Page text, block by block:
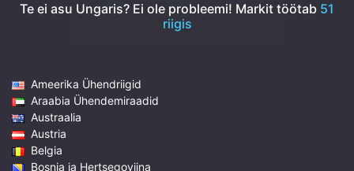
Te ei asu Ungaris? Ei ole probleemi! Markit töötab 51
riigis
Ameerika Ühendriigid
Araabia Ühendemiraadid
Austraalia
Austria
Belgia
Bosnia ja Hertsegoviina